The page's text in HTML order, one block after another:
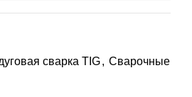
сварка TIG, Сварочные